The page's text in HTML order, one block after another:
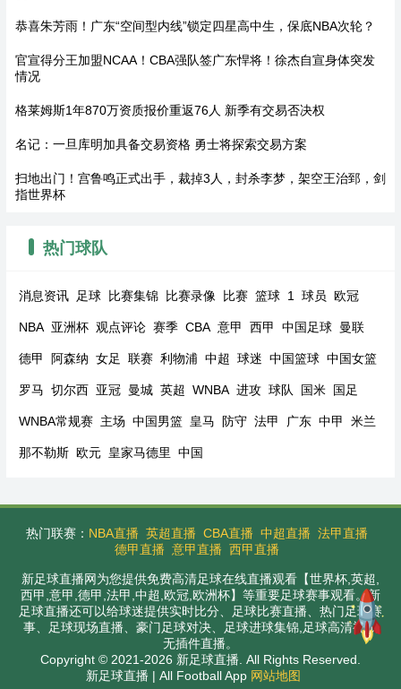
恭喜朱芳雨！广东“空间型内线”锁定四星高中生，保底NBA次轮？
官宣得分王加盟NCAA！CBA强队签广东悍将！徐杰自宣身体突发
情况
格莱姆斯1年870万资质报价重返76人 新季有交易否决权
名记：一旦库明加具备交易资格 勇士将探索交易方案
扫地出门！宫鲁鸣正式出手，裁掉3人，封杀李梦，架空王治郅，剑
指世界杯
热门球队
消息资讯 足球 比赛集锦 比赛录像 比赛 篮球 1 球员 欧冠
NBA 亚洲杯 观点评论 赛季 CBA 意甲 西甲 中国足球 曼联
德甲 阿森纳 女足 联赛 利物浦 中超 球迷 中国篮球 中国女篮
罗马 切尔西 亚冠 曼城 英超 WNBA 进攻 球队 国米 国足
WNBA常规赛 主场 中国男篮 皇马 防守 法甲 广东 中甲 米兰
那不勒斯 欧元 皇家马德里 中国
热门联赛： NBA直播 英超直播 CBA直播 中超直播 法甲直播
德甲直播 意甲直播 西甲直播
新足球直播网为您提供免费高清足球在线直播观看【世界杯,英超,
西甲,意甲,德甲,法甲,中超,欧冠,欧洲杯】等重要足球赛事观看。新
足球直播还可以给球迷提供实时比分、足球比赛直播、热门足球赛
事、足球现场直播、豪门足球对决、足球进球集锦,足球高清视频
无插件直播。
Copyright © 2021-2026 新足球直播. All Rights Reserved.
新足球直播 | All Football App 网站地图